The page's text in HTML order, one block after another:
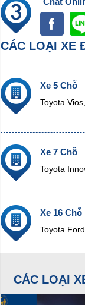
CÁC LOẠI XE
Xe 5 Chỗ
Toyota
Xe 7 Chỗ
Toyota
Xe 16 Chỗ
Toyota
CÁC LOẠI